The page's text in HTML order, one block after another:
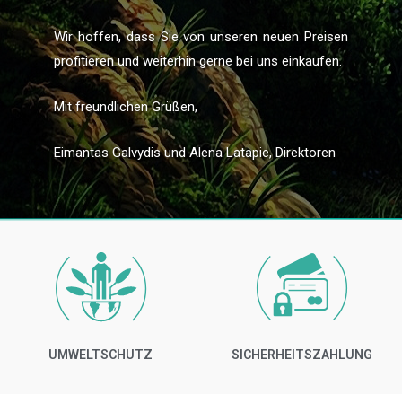
Wir hoffen, dass Sie von unseren neuen Preisen
profitieren und weiterhin gerne bei uns einkaufen.
Mit freundlichen Grüßen,
Eimantas Galvydis und Alena Latapie, Direktoren
UMWELTSCHUTZ SICHERHEITSZAHLUNG